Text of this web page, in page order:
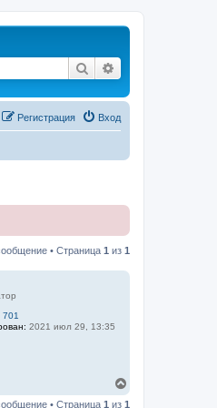
Поиск
Вход
Регистрация
• Страница 1 из 1
701
2021 июл 29, 13:35
• Страница 1 из 1